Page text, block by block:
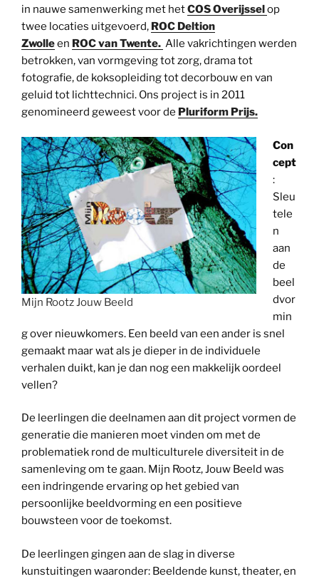
in nauwe samenwerking met hetCOS Overijsselop
twee locaties uitgevoerd, ROC Deltion
Zwolleen ROC van Twente. Alle vakrichtingen werden
betrokken, van vormgeving tot zorg, drama tot
fotografie, de koksopleiding tot decorbouw en van
geluid tot lichttechnici. Ons project is in 2011
genomineerd geweest voor de Pluriform Prijs.
Mijn Rootz Jouw Beeld
Con
cept
:
Sleu
tele
n
aan
de
beel
dvor
min
g over nieuwkomers. Een beeld van een ander is snel
gemaakt maar wat als je dieper in de individuele
verhalen duikt, kan je dan nog een makkelijk oordeel
vellen?
De leerlingen die deelnamen aan dit project vormen de
generatie die manieren moet vinden om met de
problematiek rond de multiculturele diversiteit in de
samenleving om te gaan. Mijn Rootz, Jouw Beeld was
een indringende ervaring op het gebied van
persoonlijke beeldvorming en een positieve
bouwsteen voor de toekomst.
De leerlingen gingen aan de slag in diverse
kunstuitingen waaronder: Beeldende kunst, theater, en